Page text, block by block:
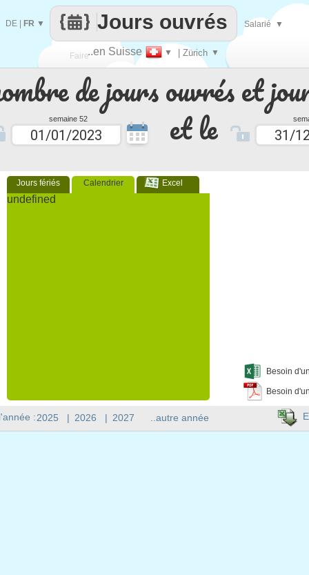
de jours ouvrés et
semaine 52 et le
Jours fériés Calendrier Excel
undefined
Besoin
Besoin
Faire
que
..en Suisse ▼ | Zürich ▼
Jours ouvrés
DE FR ▼ Salarié ▼
:2025 | 2026 | 2027 ..autre année